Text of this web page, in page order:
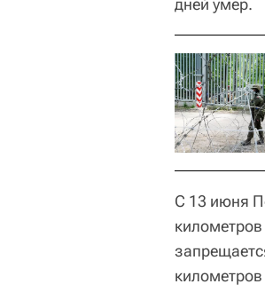
С 13 июня
километров